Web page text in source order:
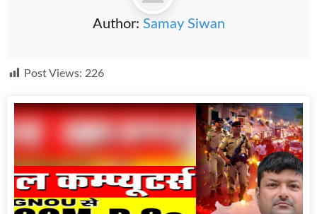
Author: Samay Siwan
Post Views: 226